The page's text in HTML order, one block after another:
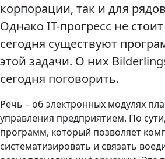
корпорации, так и для
Однако IT-прогресс не
сегодня существуют
этой задачи. О них
сегодня поговорить.
Речь – об электронных модулях
управления предприятием. По
программ, который позволяет
систематизировать и связать